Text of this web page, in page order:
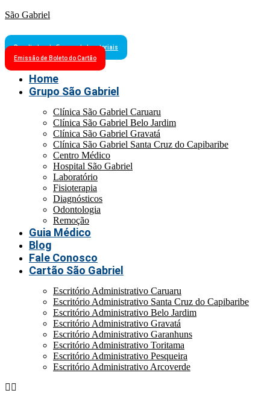
São Gabriel
Resultados de Exames Laboratoriais
Emissão de Boleto do Cartão
Home
Grupo São Gabriel
Clínica São Gabriel Caruaru
Clínica São Gabriel Belo Jardim
Clínica São Gabriel Gravatá
Clínica São Gabriel Santa Cruz do Capibaribe
Centro Médico
Hospital São Gabriel
Laboratório
Fisioterapia
Diagnósticos
Odontologia
Remoção
Guia Médico
Blog
Fale Conosco
Cartão São Gabriel
Escritório Administrativo Caruaru
Escritório Administrativo Santa Cruz do Capibaribe
Escritório Administrativo Belo Jardim
Escritório Administrativo Gravatá
Escritório Administrativo Garanhuns
Escritório Administrativo Toritama
Escritório Administrativo Pesqueira
Escritório Administrativo Arcoverde